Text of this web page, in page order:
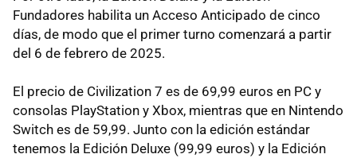
Fundadores habilita un Acceso Anticipado de cinco
días, de modo que el primer turno comenzará a partir
del 6 de febrero de 2025.
El precio de Civilization 7 es de 69,99 euros en PC y
consolas PlayStation y Xbox, mientras que en Nintendo
Switch es de 59,99. Junto con la edición estándar
tenemos la Edición Deluxe (99,99 euros) y la Edición